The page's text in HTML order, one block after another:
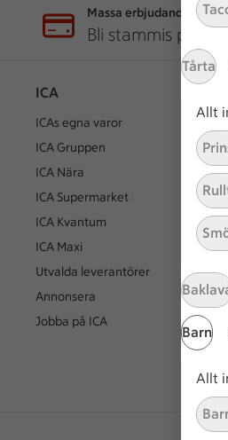
Tårta
Allt
Barn
Allt
Massa erbjudanden
Bli stammis på ICA
ICA
ICAs egna varor
ICA Gruppen
ICA Nära
ICA Supermarket
ICA Kvantum
ICA Maxi
Utvalda leverantörer
Annonsera
Jobba på ICA